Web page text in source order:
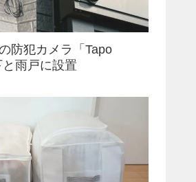
防犯カメラ「Tapo
雨戸に設置